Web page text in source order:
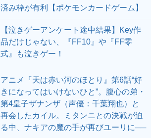
済み枠が有利【ポケモンカードゲーム】
【泣きゲーアンケート途中結果】Key作
品だけじゃない、『FF10』や『FF零
式』も泣きゲー！
アニメ『天は赤い河のほとり』第6話“好
きになってはいけないひと”。腹心の弟・
第4皇子ザナンザ（声優：千葉翔也）と
再会したカイル。ミタンニとの決戦が迫
る中、ナキアの魔の手が再びユーリに──